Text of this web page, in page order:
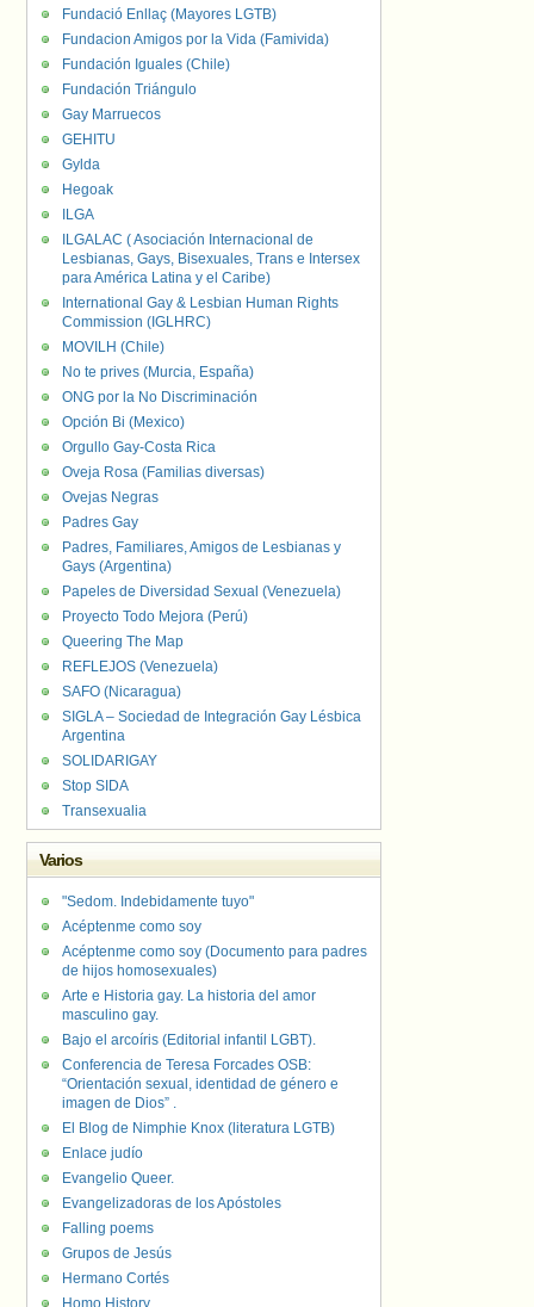
Fundació Enllaç (Mayores LGTB)
Fundacion Amigos por la Vida (Famivida)
Fundación Iguales (Chile)
Fundación Triángulo
Gay Marruecos
GEHITU
Gylda
Hegoak
ILGA
ILGALAC ( Asociación Internacional de
Lesbianas, Gays, Bisexuales, Trans e Intersex
para América Latina y el Caribe)
International Gay & Lesbian Human Rights
Commission (IGLHRC)
MOVILH (Chile)
No te prives (Murcia, España)
ONG por la No Discriminación
Opción Bi (Mexico)
Orgullo Gay-Costa Rica
Oveja Rosa (Familias diversas)
Ovejas Negras
Padres Gay
Padres, Familiares, Amigos de Lesbianas y
Gays (Argentina)
Papeles de Diversidad Sexual (Venezuela)
Proyecto Todo Mejora (Perú)
Queering The Map
REFLEJOS (Venezuela)
SAFO (Nicaragua)
SIGLA – Sociedad de Integración Gay Lésbica
Argentina
SOLIDARIGAY
Stop SIDA
Transexualia
Varios
"Sedom. Indebidamente tuyo"
Acéptenme como soy
Acéptenme como soy (Documento para padres
de hijos homosexuales)
Arte e Historia gay. La historia del amor
masculino gay.
Bajo el arcoíris (Editorial infantil LGBT).
Conferencia de Teresa Forcades OSB:
“Orientación sexual, identidad de género e
imagen de Dios” .
El Blog de Nimphie Knox (literatura LGTB)
Enlace judío
Evangelio Queer.
Evangelizadoras de los Apóstoles
Falling poems
Grupos de Jesús
Hermano Cortés
Homo History